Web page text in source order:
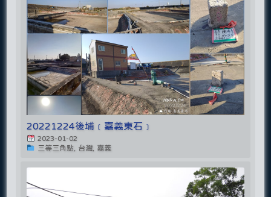
20221224後埔﹝嘉義東石﹞
2023-01-02
三等三角點, 台灣, 嘉義